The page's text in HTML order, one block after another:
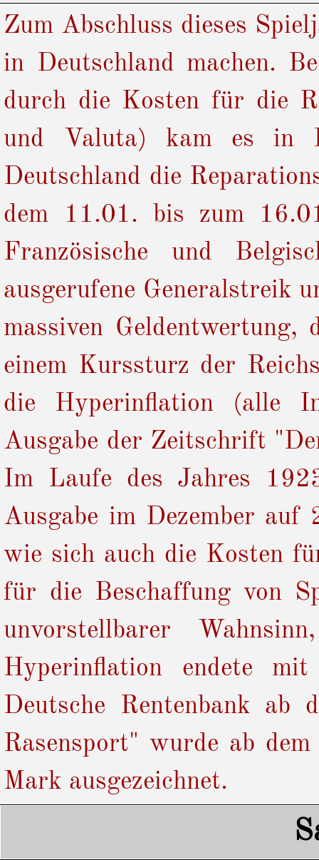
Zum Abschluss dieses
in Deutschland machen.
durch die Kosten für die
und Valuta) kam es in
Deutschland die
dem 11.01. bis zum
Französische und
ausgerufene Generalstreik
massiven
einem Kurssturz der
die Hyperinflation (alle
Ausgabe der Zeitschrift
Im Laufe des Jahres
Ausgabe im Dezember
wie sich auch die Kosten
für die Beschaffung von
unvorstellbarer
Hyperinflation endete
Deutsche Rentenbank
Rasensport" wurde ab
Mark ausgezeichnet.